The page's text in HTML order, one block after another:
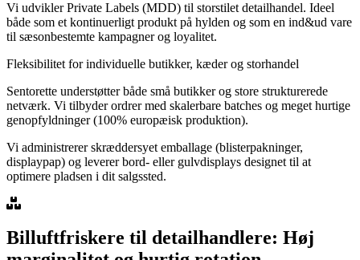
Vi udvikler Private Labels (MDD) til storstilet detailhandel. Ideel
både som et kontinuerligt produkt på hylden og som en ind&ud vare
til sæsonbestemte kampagner og loyalitet.
Fleksibilitet for individuelle butikker, kæder og storhandel
Sentorette understøtter både små butikker og store strukturerede
netværk. Vi tilbyder ordrer med skalerbare batches og meget hurtige
genopfyldninger (100% europæisk produktion).
Vi administrerer skræddersyet emballage (blisterpakninger,
displaypap) og leverer bord- eller gulvdisplays designet til at
optimere pladsen i dit salgssted.
Billuftfriskere til detailhandlere: Høj